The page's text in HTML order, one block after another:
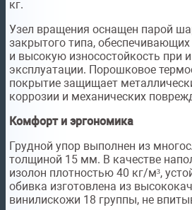
кг.
Узел вращения оснащен парой
закрытого типа,
и высокую износостойкость при
эксплуатации. Порошковое
покрытие защищает
коррозии и механических
Комфорт и эргономика
Грудной упор выполнен из
толщиной 15 мм. В качестве
изолон плотностью 40 кг/м³,
обивка изготовлена из
винилискожи 18 группы, не